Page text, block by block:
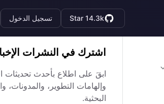
Star 14.3k تسجيل الدخول
اشترك في النشرات
ابقَ على اطلاع بأحدث تحديثات
وإلهامات التطوير، والمدونات،
البحثية.